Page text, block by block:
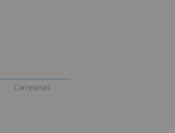
Carreteras